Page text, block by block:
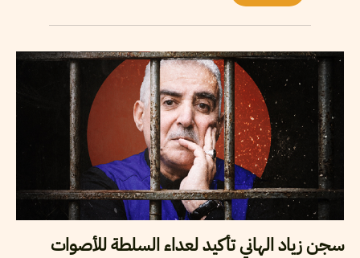
سجن زياد الهاني تأكيد لعداء السلطة للأصوات